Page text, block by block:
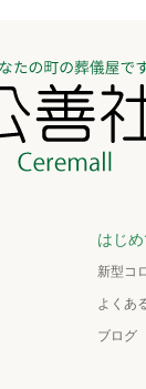
はじ
新型コ
よくあ
ブログ